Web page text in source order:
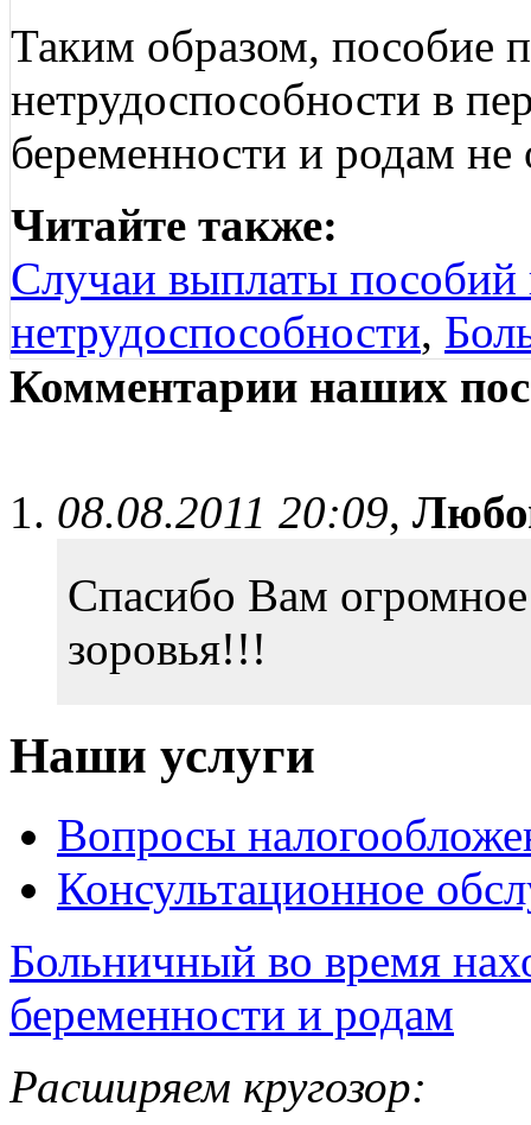
Таким образом, пособие
нетрудоспособности в
беременности и родам не
Читайте также:
Случаи выплаты
нетрудоспособности,
Комментарии наших
08.08.2011 20:09,
Спасибо Вам
зоровья!!!
Наши услуги
Вопросы
Консультационное
Больничный во время
беременности и родам
Расширяем кругозор: